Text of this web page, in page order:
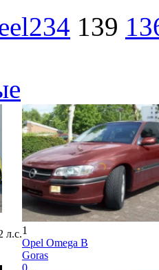
139
л.с.1
Opel Omega B
Goras
0